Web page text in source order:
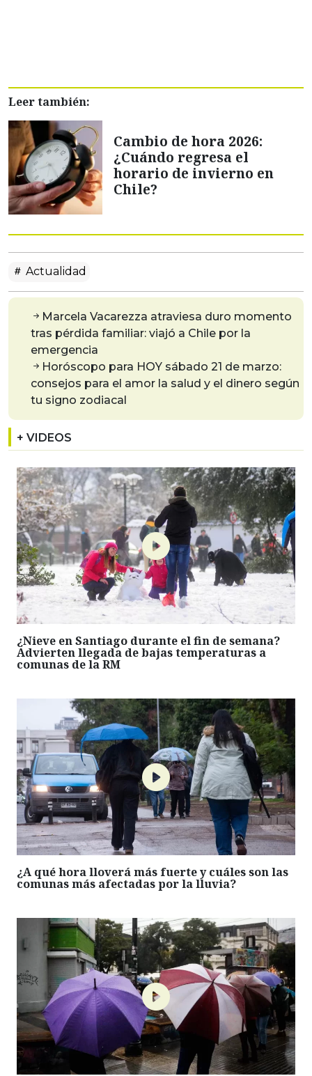
Leer también:
Cambio de hora 2026:
¿Cuándo regresa el
horario de invierno en
Chile?
Actualidad
Marcela Vacarezza atraviesa duro momento
tras pérdida familiar: viajó a Chile por la
emergencia
Horóscopo para HOY sábado 21 de marzo:
consejos para el amor la salud y el dinero según
tu signo zodiacal
+ VIDEOS
¿Nieve en Santiago durante el fin de semana?
Advierten llegada de bajas temperaturas a
comunas de la RM
¿A qué hora lloverá más fuerte y cuáles son las
comunas más afectadas por la lluvia?